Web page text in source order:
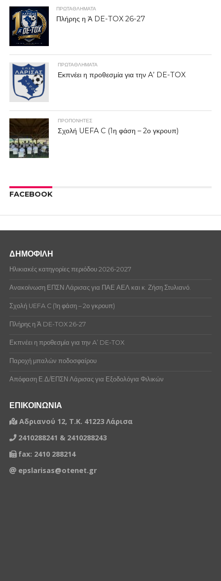
ΠΡΩΤΑΘΛΉΜΑΤΑ
Πλήρης η Ά DE-TOX 26-27
ΠΡΩΤΑΘΛΉΜΑΤΑ
Εκπνέει η προθεσμία για την A’ DE-TOX
ΠΡΟΠΟΝΗΤΈΣ
Σχολή UEFA C (1η φάση – 2ο γκρουπ)
FACEBOOK
ΔΗΜΟΦΙΛΗ
Ηλικιακές κατηγορίες περιόδου 2026-2027
Ανακοίνωση ΕΠΣΝ Λάρισας για ΠΑΕ ΑΕΛ και κ. Ζήση Στυλιανό.
Σχολή UEFA C (1η φάση – 2ο γκρουπ)
Πλήρης η Ά DE-TOX 26-27
Εκπνέει η προθεσμία για την A’ DE-TOX
Παροχή μπαλών ποδοσφαίρου
Απόφαση Ε.Δ/ΕΠΣΝ Λάρισας για Εξοδολόγια Φιλικών
ΕΠΙΚΟΙΝΩΝΙΑ
Αδριανού 12, Τ.Κ. 41223 Λάρισα
2410288241 & 2410288243
fax: 2410 288214
epslarisas@otenet.gr